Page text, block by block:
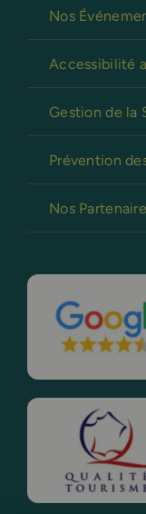
Nos
Accessibilité
Gestion de la
Prévention
Nos